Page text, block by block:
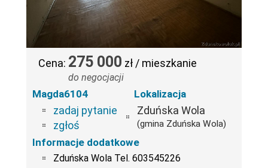
Cena: 275 000 zł / mieszkanie
do negocjacji
Magda6104
zadaj pytanie
zgłoś
Lokalizacja
Zduńska Wola
(gmina Zduńska Wola)
Informacje dodatkowe
Zduńska Wola Tel. 603545226